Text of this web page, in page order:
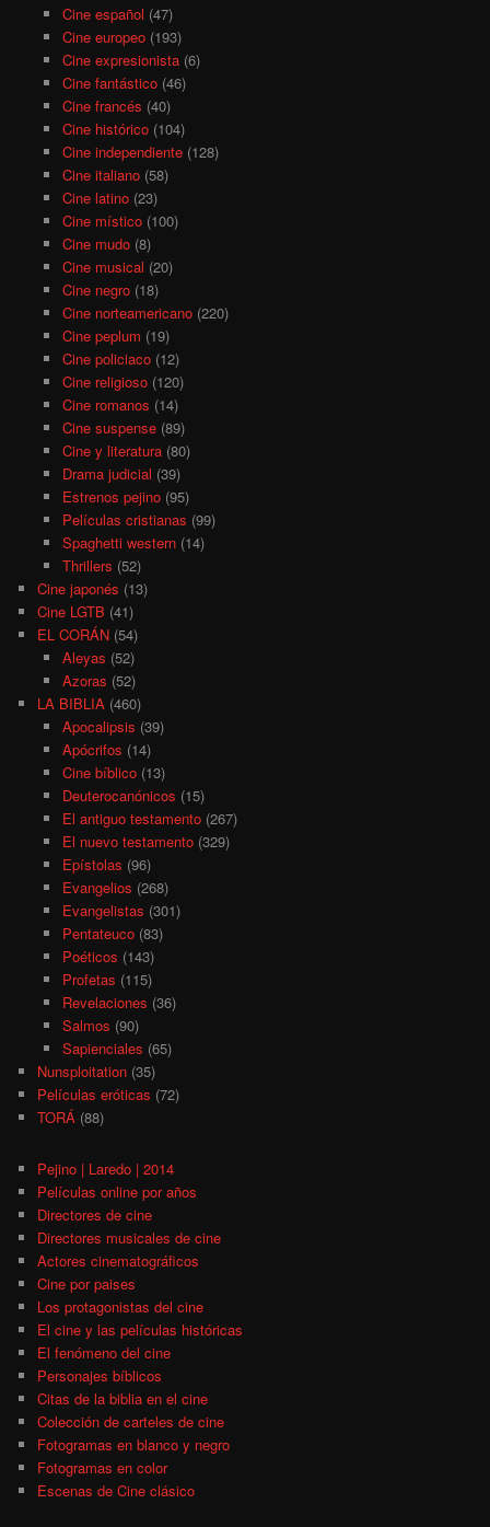
Cine español (47)
Cine europeo(193)
Cine expresionista(6)
Cine fantástico(46)
Cine francés (40)
Cine histórico(104)
Cine independiente(128)
Cine italiano(58)
Cine latino(23)
Cine místico(100)
Cine mudo(8)
Cine musical (20)
Cine negro(18)
Cine norteamericano(220)
Cine peplum (19)
Cine policiaco(12)
Cine religioso(120)
Cine romanos (14)
Cine suspense(89)
Cine y literatura(80)
Drama judicial (39)
Estrenos pejino(95)
Películas cristianas (99)
Spaghetti western(14)
Thrillers (52)
Cine japonés (13)
Cine LGTB (41)
EL CORÁN (54)
Aleyas (52)
Azoras (52)
LA BIBLIA (460)
Apocalipsis (39)
Apócrifos (14)
Cine bíblico(13)
Deuterocanónicos (15)
El antiguo testamento(267)
El nuevo testamento(329)
Epístolas (96)
Evangelios (268)
Evangelistas (301)
Pentateuco(83)
Poéticos (143)
Profetas (115)
Revelaciones (36)
Salmos (90)
Sapienciales (65)
Nunsploitation (35)
Películas eróticas (72)
TORÁ (88)
Pejino | Laredo | 2014
Películas online por años
Directores de cine
Directores musicales de cine
Actores cinematográficos
Cine por paises
Los protagonistas del cine
El cine y las películas históricas
El fenómeno del cine
Personajes bíblicos
Citas de la biblia en el cine
Colección de carteles de cine
Fotogramas en blanco y negro
Fotogramas en color
Escenas de Cine clásico